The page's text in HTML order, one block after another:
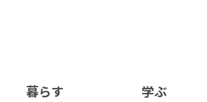
暮らす 学ぶ